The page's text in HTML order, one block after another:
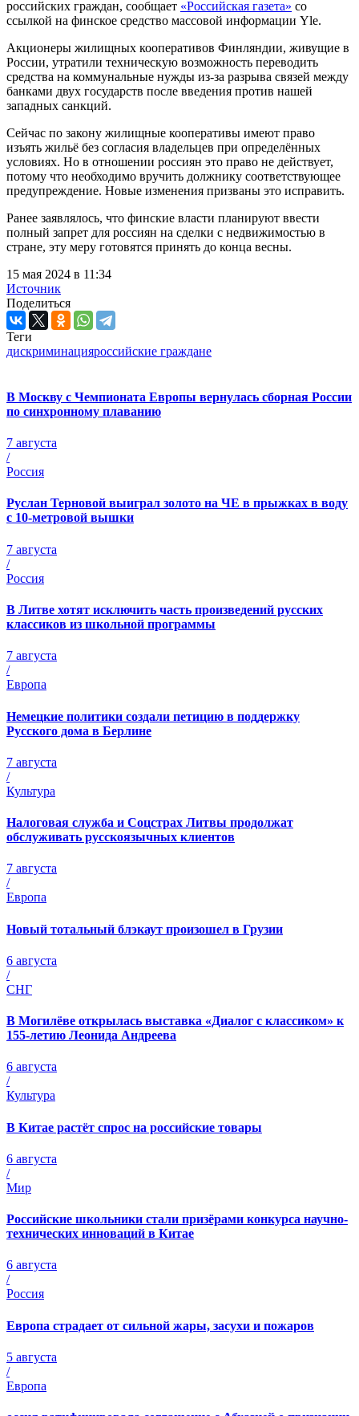
российских граждан, сообщает «Российская газета» со
ссылкой на финское средство массовой информации Yle.
Акционеры жилищных кооперативов Финляндии, живущие в
России, утратили техническую возможность переводить
средства на коммунальные нужды из-за разрыва связей между
банками двух государств после введения против нашей
западных санкций.
Сейчас по закону жилищные кооперативы имеют право
изъять жильё без согласия владельцев при определённых
условиях. Но в отношении россиян это право не действует,
потому что необходимо вручить должнику соответствующее
предупреждение. Новые изменения призваны это исправить.
Ранее заявлялось, что финские власти планируют ввести
полный запрет для россиян на сделки с недвижимостью в
стране, эту меру готовятся принять до конца весны.
15 мая 2024 в 11:34
Источник
Поделиться
Теги
дискриминацияроссийские граждане
В Москву с Чемпионата Европы вернулась сборная России
по синхронному плаванию
7 августа
/
Россия
Руслан Терновой выиграл золото на ЧЕ в прыжках в воду
с 10-метровой вышки
7 августа
/
Россия
В Литве хотят исключить часть произведений русских
классиков из школьной программы
7 августа
/
Европа
Немецкие политики создали петицию в поддержку
Русского дома в Берлине
7 августа
/
Культура
Налоговая служба и Соцстрах Литвы продолжат
обслуживать русскоязычных клиентов
7 августа
/
Европа
Новый тотальный блэкаут произошел в Грузии
6 августа
/
СНГ
В Могилёве открылась выставка «Диалог с классиком» к
155-летию Леонида Андреева
6 августа
/
Культура
В Китае растёт спрос на российские товары
6 августа
/
Мир
Российские школьники стали призёрами конкурса научно-
технических инноваций в Китае
6 августа
/
Россия
Европа страдает от сильной жары, засухи и пожаров
5 августа
/
Европа